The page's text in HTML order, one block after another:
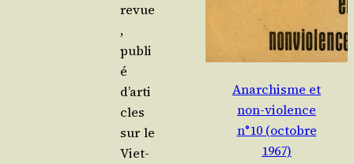
revue
,
publi
é
d’arti
cles
sur le
Viet­
Anarchisme et
non-violence
n°10 (octobre
1967)